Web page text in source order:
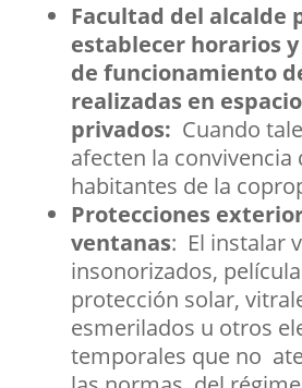
Facultad del alcalde
establecer horarios
de funcionamiento
realizadas en
privados: Cuando
afecten la convivencia
habitantes de la
Protecciones
ventanas: El instalar
insonorizados,
protección solar,
esmerilados u otros
temporales que no